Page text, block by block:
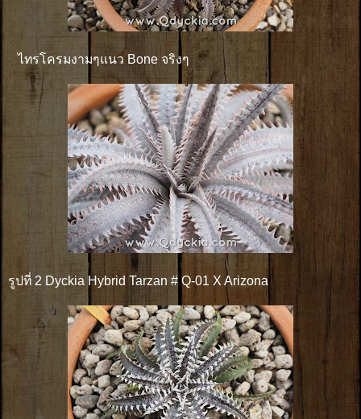
ไทรโครมงามๆแนว Bone จริงๆ
รูปที่ 2 Dyckia Hybrid Tarzan # Q-01 X Arizona